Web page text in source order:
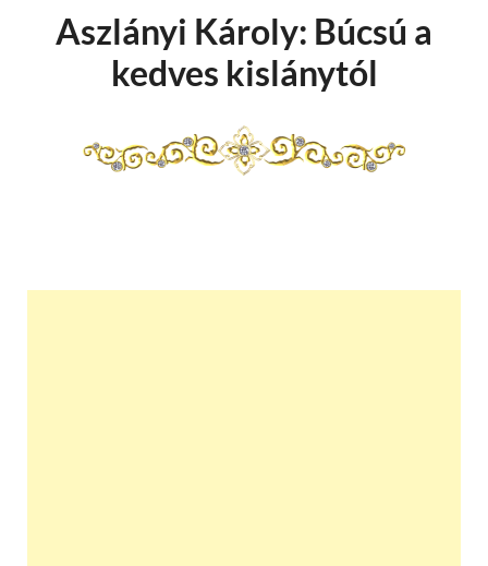
Aszlányi Károly: Búcsú a
kedves kislánytól